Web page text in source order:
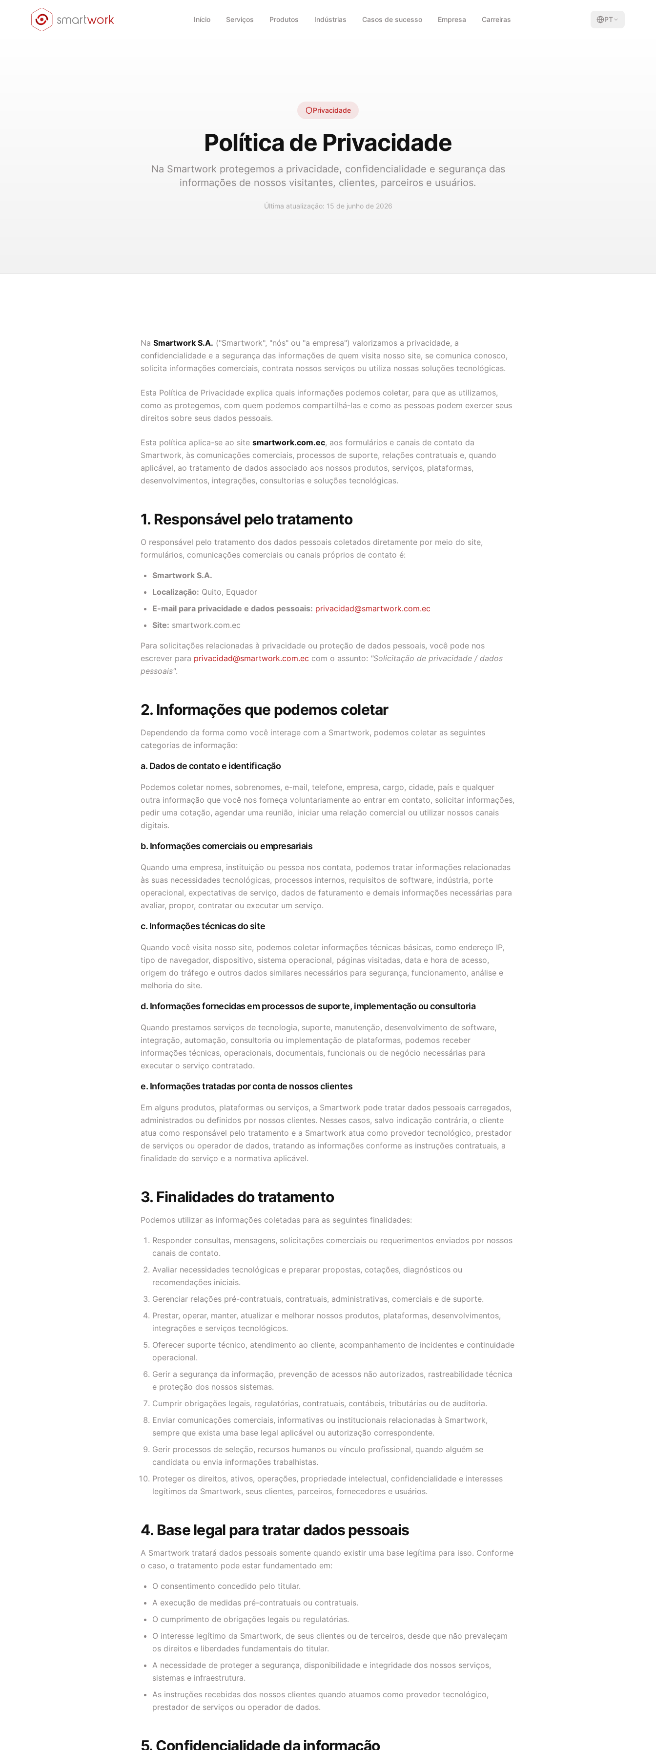
Início Serviços Produtos Indústrias Casos de sucesso Empresa Carreiras PT
Privacidade
Política de Privacidade
Na Smartwork protegemos a privacidade, confidencialidade e segurança das
informações de nossos visitantes, clientes, parceiros e usuários.
Última atualização: 15 de junho de 2026
Na Smartwork S.A. ("Smartwork", "nós" ou "a empresa") valorizamos a privacidade, a
confidencialidade e a segurança das informações de quem visita nosso site, se comunica conosco,
solicita informações comerciais, contrata nossos serviços ou utiliza nossas soluções tecnológicas.
Esta Política de Privacidade explica quais informações podemos coletar, para que as utilizamos,
como as protegemos, com quem podemos compartilhá-las e como as pessoas podem exercer seus
direitos sobre seus dados pessoais.
Esta política aplica-se ao site smartwork.com.ec, aos formulários e canais de contato da
Smartwork, às comunicações comerciais, processos de suporte, relações contratuais e, quando
aplicável, ao tratamento de dados associado aos nossos produtos, serviços, plataformas,
desenvolvimentos, integrações, consultorias e soluções tecnológicas.
1. Responsável pelo tratamento
O responsável pelo tratamento dos dados pessoais coletados diretamente por meio do site,
formulários, comunicações comerciais ou canais próprios de contato é:
Smartwork S.A.
Localização: Quito, Equador
E-mail para privacidade e dados pessoais: privacidad@smartwork.com.ec
Site: smartwork.com.ec
Para solicitações relacionadas à privacidade ou proteção de dados pessoais, você pode nos
escrever para privacidad@smartwork.com.ec com o assunto: "Solicitação de privacidade / dados
pessoais".
2. Informações que podemos coletar
Dependendo da forma como você interage com a Smartwork, podemos coletar as seguintes
categorias de informação:
a. Dados de contato e identificação
Podemos coletar nomes, sobrenomes, e-mail, telefone, empresa, cargo, cidade, país e qualquer
outra informação que você nos forneça voluntariamente ao entrar em contato, solicitar informações,
pedir uma cotação, agendar uma reunião, iniciar uma relação comercial ou utilizar nossos canais
digitais.
b. Informações comerciais ou empresariais
Quando uma empresa, instituição ou pessoa nos contata, podemos tratar informações relacionadas
às suas necessidades tecnológicas, processos internos, requisitos de software, indústria, porte
operacional, expectativas de serviço, dados de faturamento e demais informações necessárias para
avaliar, propor, contratar ou executar um serviço.
c. Informações técnicas do site
Quando você visita nosso site, podemos coletar informações técnicas básicas, como endereço IP,
tipo de navegador, dispositivo, sistema operacional, páginas visitadas, data e hora de acesso,
origem do tráfego e outros dados similares necessários para segurança, funcionamento, análise e
melhoria do site.
d. Informações fornecidas em processos de suporte, implementação ou consultoria
Quando prestamos serviços de tecnologia, suporte, manutenção, desenvolvimento de software,
integração, automação, consultoria ou implementação de plataformas, podemos receber
informações técnicas, operacionais, documentais, funcionais ou de negócio necessárias para
executar o serviço contratado.
e. Informações tratadas por conta de nossos clientes
Em alguns produtos, plataformas ou serviços, a Smartwork pode tratar dados pessoais carregados,
administrados ou definidos por nossos clientes. Nesses casos, salvo indicação contrária, o cliente
atua como responsável pelo tratamento e a Smartwork atua como provedor tecnológico, prestador
de serviços ou operador de dados, tratando as informações conforme as instruções contratuais, a
finalidade do serviço e a normativa aplicável.
3. Finalidades do tratamento
Podemos utilizar as informações coletadas para as seguintes finalidades:
Responder consultas, mensagens, solicitações comerciais ou requerimentos enviados por nossos
canais de contato.
Avaliar necessidades tecnológicas e preparar propostas, cotações, diagnósticos ou
recomendações iniciais.
Gerenciar relações pré-contratuais, contratuais, administrativas, comerciais e de suporte.
Prestar, operar, manter, atualizar e melhorar nossos produtos, plataformas, desenvolvimentos,
integrações e serviços tecnológicos.
Oferecer suporte técnico, atendimento ao cliente, acompanhamento de incidentes e continuidade
operacional.
Gerir a segurança da informação, prevenção de acessos não autorizados, rastreabilidade técnica
e proteção dos nossos sistemas.
Cumprir obrigações legais, regulatórias, contratuais, contábeis, tributárias ou de auditoria.
Enviar comunicações comerciais, informativas ou institucionais relacionadas à Smartwork,
sempre que exista uma base legal aplicável ou autorização correspondente.
Gerir processos de seleção, recursos humanos ou vínculo profissional, quando alguém se
candidata ou envia informações trabalhistas.
Proteger os direitos, ativos, operações, propriedade intelectual, confidencialidade e interesses
legítimos da Smartwork, seus clientes, parceiros, fornecedores e usuários.
4. Base legal para tratar dados pessoais
A Smartwork tratará dados pessoais somente quando existir uma base legítima para isso. Conforme
o caso, o tratamento pode estar fundamentado em:
O consentimento concedido pelo titular.
A execução de medidas pré-contratuais ou contratuais.
O cumprimento de obrigações legais ou regulatórias.
O interesse legítimo da Smartwork, de seus clientes ou de terceiros, desde que não prevaleçam
os direitos e liberdades fundamentais do titular.
A necessidade de proteger a segurança, disponibilidade e integridade dos nossos serviços,
sistemas e infraestrutura.
As instruções recebidas dos nossos clientes quando atuamos como provedor tecnológico,
prestador de serviços ou operador de dados.
5. Confidencialidade da informação